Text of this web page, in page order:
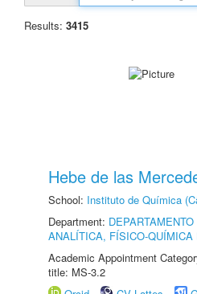
Results: 3415
Hebe de las
School: Instituto de Química
Department:
ANALÍTICA, FÍSICO-QUÍMICA
Academic Appointment
title: MS-3.2